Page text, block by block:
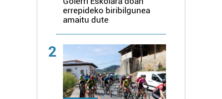
errepideko biribilgunea
amaitu dute
2